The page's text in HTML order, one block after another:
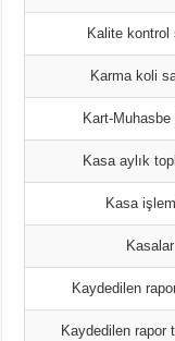
Kalite kontrol
Karma koli
Kart-Muhasbe
Kasa aylık
Kasa
Kasalar
Kaydedilen
Kaydedilen rapor